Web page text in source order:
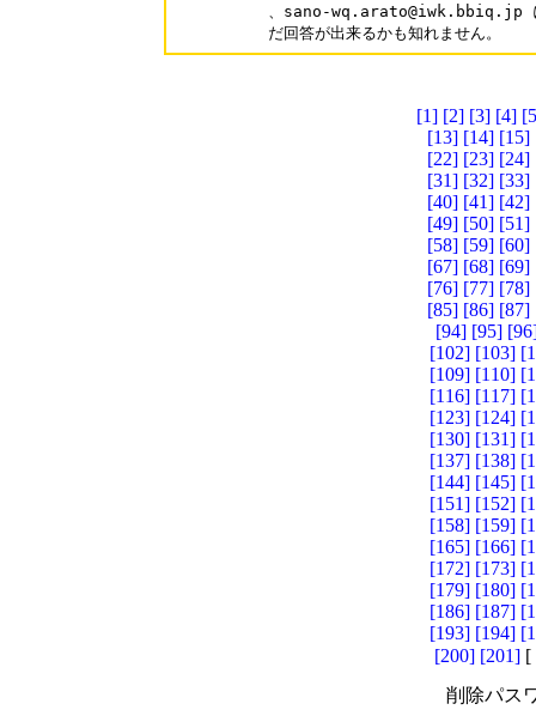
、sano-wq.arato@iwk.bbiq.jp に
だ回答が出来るかも知れません。
[1] [2] [3] [4]
[13] [14] [15]
[22] [23] [24]
[31] [32] [33]
[40] [41] [42]
[49] [50] [51]
[58] [59] [60]
[67] [68] [69]
[76] [77] [78]
[85] [86] [87]
[94] [95]
[102] [103]
[109] [110]
[116] [117]
[123] [124]
[130] [131]
[137] [138]
[144] [145]
[151] [152]
[158] [159]
[165] [166]
[172] [173]
[179] [180]
[186] [187]
[193] [194]
[200] [201] [
削除パス